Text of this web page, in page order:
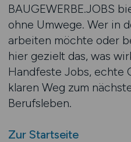
BAUGEWERBE.JOBS
ohne Umwege. Wer in
arbeiten möchte oder
hier gezielt das, was
Handfeste Jobs, echte
klaren Weg zum
Berufsleben.
Zur Startseite